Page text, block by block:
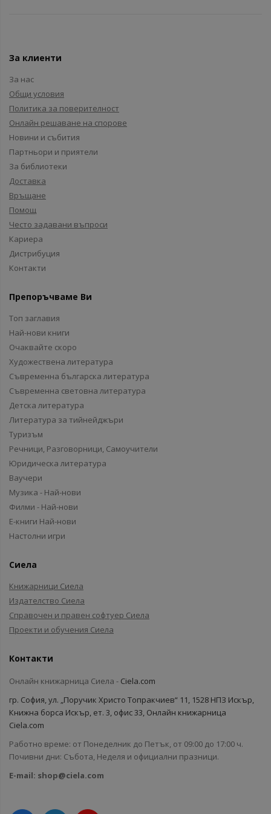
За клиенти
За нас
Общи условия
Политика за поверителност
Онлайн решаване на спорове
Новини и събития
Партньори и приятели
За библиотеки
Доставка
Връщане
Помощ
Често задавани въпроси
Кариера
Дистрибуция
Контакти
Препоръчваме Ви
Топ заглавия
Най-нови книги
Очаквайте скоро
Художествена литература
Съвременна българска литература
Съвременна световна литература
Детска литература
Литература за тийнейджъри
Туризъм
Речници, Разговорници, Самоучители
Юридическа литература
Ваучери
Музика - Най-нови
Филми - Най-нови
Е-книги Най-нови
Настолни игри
Сиела
Книжарници Сиела
Издателство Сиела
Справочен и правен софтуер Сиела
Проекти и обучения Сиела
Контакти
Онлайн книжарница Сиела - Ciela.com
гр. София, ул. „Поручик Христо Топракчиев“ 11, 1528 НПЗ Искър,
Книжна борса Искър, ет. 3, офис 33, Онлайн книжарница
Ciela.com
Работно време: от Понеделник до Петък, от 09:00 до 17:00 ч.
Почивни дни: Събота, Неделя и официални празници.
E-mail: shop@ciela.com